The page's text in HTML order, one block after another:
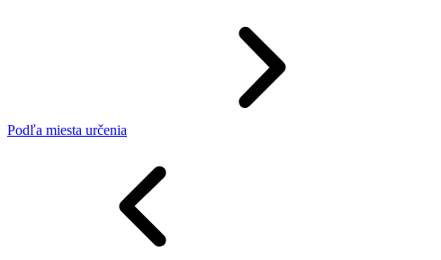
Podľa miesta určenia